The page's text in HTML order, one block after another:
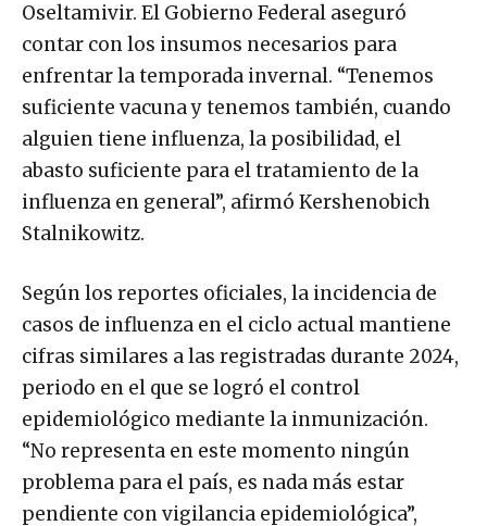
Oseltamivir. El Gobierno Federal aseguró
contar con los insumos necesarios para
enfrentar la temporada invernal. “Tenemos
suficiente vacuna y tenemos también, cuando
alguien tiene influenza, la posibilidad, el
abasto suficiente para el tratamiento de la
influenza en general”, afirmó Kershenobich
Stalnikowitz.
Según los reportes oficiales, la incidencia de
casos de influenza en el ciclo actual mantiene
cifras similares a las registradas durante 2024,
periodo en el que se logró el control
epidemiológico mediante la inmunización.
“No representa en este momento ningún
problema para el país, es nada más estar
pendiente con vigilancia epidemiológica”,